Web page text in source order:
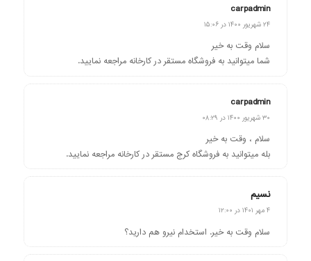
carpadmin
گفته:
۲۴ شهریور ۱۴۰۰ در ۱۵:۰۶
سلام وقت به خیر
شما میتوانید به فروشگاه مستقر در کارخانه مراجعه نمایید.
carpadmin
گفته:
۳۰ شهریور ۱۴۰۰ در ۰۸:۲۹
سلام ، وقت به خیر
بله میتوانید به فروشگاه کرج مستقر در کارخانه مراجعه نمایید.
نسیم
گفته:
۴ مهر ۱۴۰۱ در ۱۲:۰۰
سلام وقت به خیر. استخدام نیرو هم دارید؟